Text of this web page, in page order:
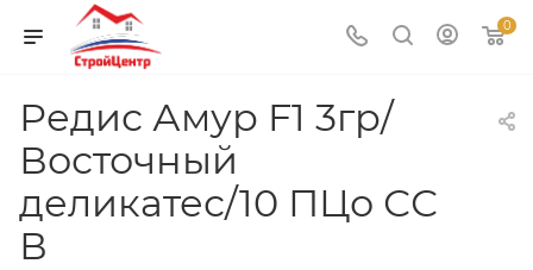
0
Редис Амур F1 3гр/
Восточный
деликатес/10 ПЦо СС
В